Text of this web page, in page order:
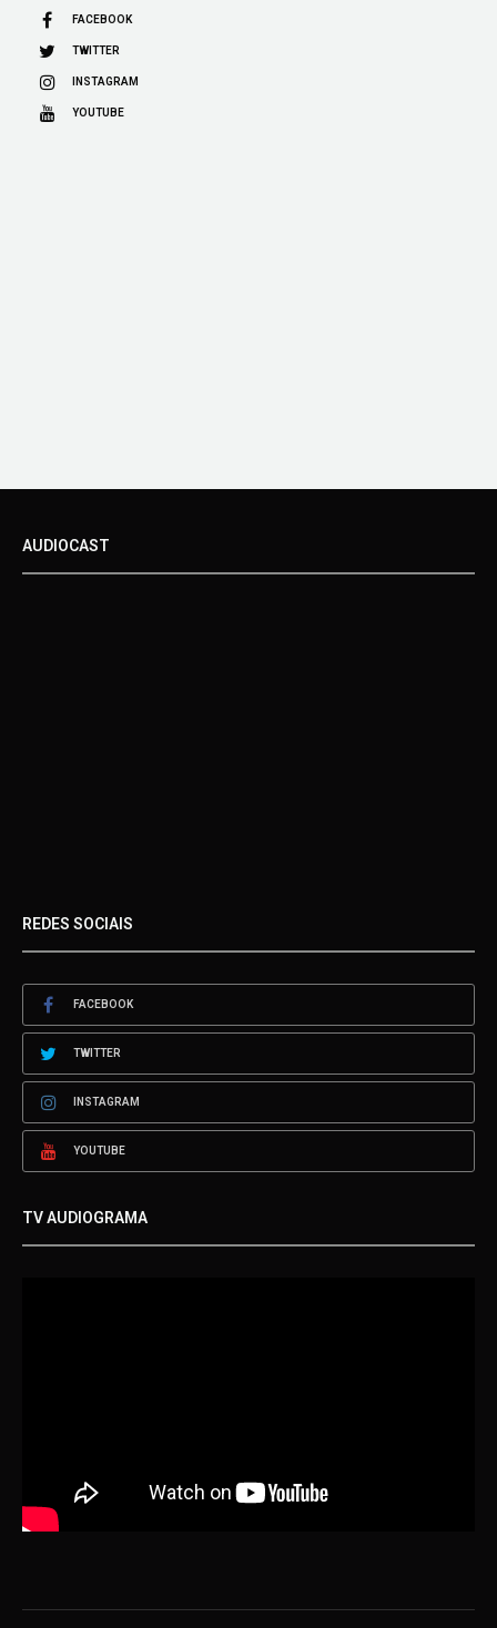
FACEBOOK
TWITTER
INSTAGRAM
YOUTUBE
AUDIOCAST
REDES SOCIAIS
FACEBOOK
TWITTER
INSTAGRAM
YOUTUBE
TV AUDIOGRAMA